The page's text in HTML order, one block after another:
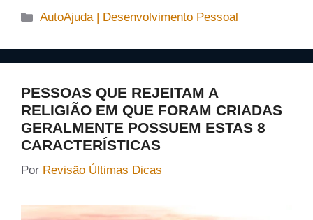
Categorias
AutoAjuda | Desenvolvimento Pessoal
PESSOAS QUE REJEITAM A
RELIGIÃO EM QUE FORAM CRIADAS
GERALMENTE POSSUEM ESTAS 8
CARACTERÍSTICAS
Por Revisão Últimas Dicas